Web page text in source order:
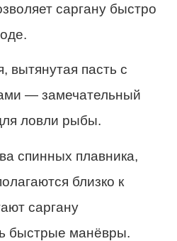
саргану быстро
вытянутая пасть с
— замечательный
ловли рыбы.
спинных плавника,
близко к
саргану
быстрые манёвры.